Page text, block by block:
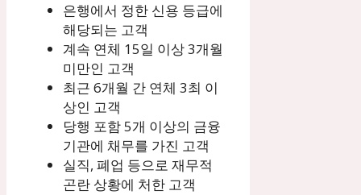
은행에서 정한 신용 등급에
해당되는 고객
계속 연체 15일 이상 3개월
미만인 고객
최근 6개월 간 연체 3최 이
상인 고객
당행 포함 5개 이상의 금융
기관에 채무를 가진 고객
실직, 폐업 등으로 재무적
곤란 상황에 처한 고객